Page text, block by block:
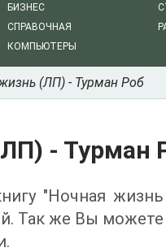
БИЗНЕС
СПРАВОЧНАЯ
КОМПЬЮТЕРЫ
(ЛП) - Турман Роб
- Турман
"Ночная
Так же Вы